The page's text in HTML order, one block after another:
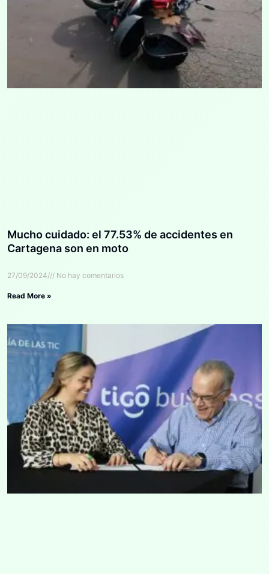
Mucho cuidado: el 77.53% de accidentes en
Cartagena son en moto
27/09/2024 No hay comentarios
Read More »